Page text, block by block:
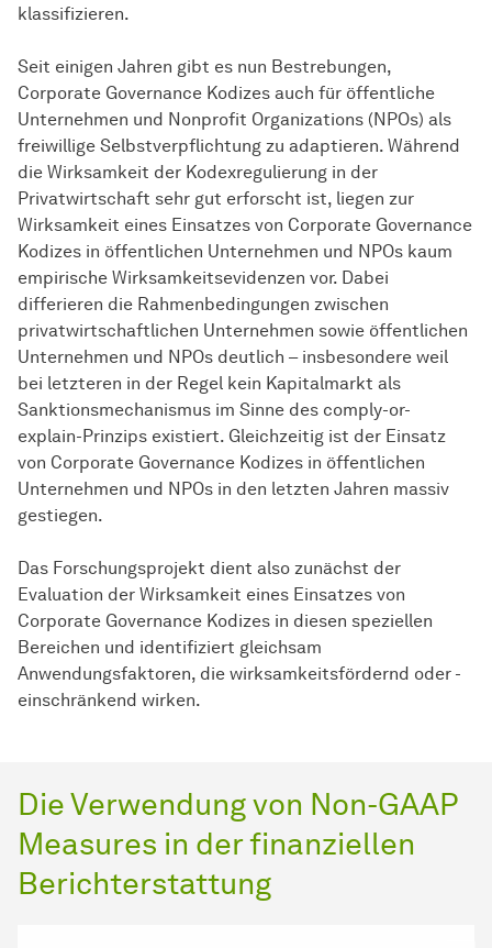
klassifizieren.
Seit einigen Jahren gibt es nun Bestrebungen,
Corporate Governance Kodizes auch für öffentliche
Unternehmen und Nonprofit Organizations (NPOs) als
freiwillige Selbstverpflichtung zu adaptieren. Während
die Wirksamkeit der Kodexregulierung in der
Privatwirtschaft sehr gut erforscht ist, liegen zur
Wirksamkeit eines Einsatzes von Corporate Governance
Kodizes in öffentlichen Unternehmen und NPOs kaum
empirische Wirksamkeitsevidenzen vor. Dabei
differieren die Rahmenbedingungen zwischen
privatwirtschaftlichen Unternehmen sowie öffentlichen
Unternehmen und NPOs deutlich – insbesondere weil
bei letzteren in der Regel kein Kapitalmarkt als
Sanktionsmechanismus im Sinne des comply-or-
explain-Prinzips existiert. Gleichzeitig ist der Einsatz
von Corporate Governance Kodizes in öffentlichen
Unternehmen und NPOs in den letzten Jahren massiv
gestiegen.
Das Forschungsprojekt dient also zunächst der
Evaluation der Wirksamkeit eines Einsatzes von
Corporate Governance Kodizes in diesen speziellen
Bereichen und identifiziert gleichsam
Anwendungsfaktoren, die wirksamkeitsfördernd oder -
einschränkend wirken.
Die Verwendung von Non-GAAP
Measures in der finanziellen
Berichterstattung